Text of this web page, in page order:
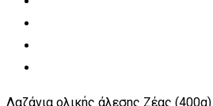
Λαζάνια ολικής άλεσης Ζέας (400g)